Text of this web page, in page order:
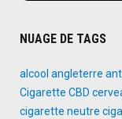
NUAGE DE TAGS
alcool angleterre
Cigarette CBD
cigarette neutre